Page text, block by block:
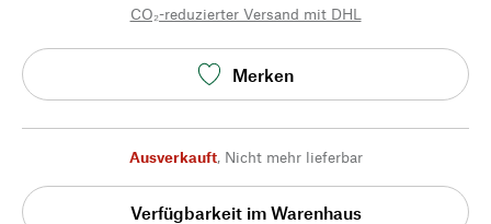
CO₂-reduzierter Versand mit DHL
Merken
Ausverkauft, Nicht mehr lieferbar
Verfügbarkeit im Warenhaus